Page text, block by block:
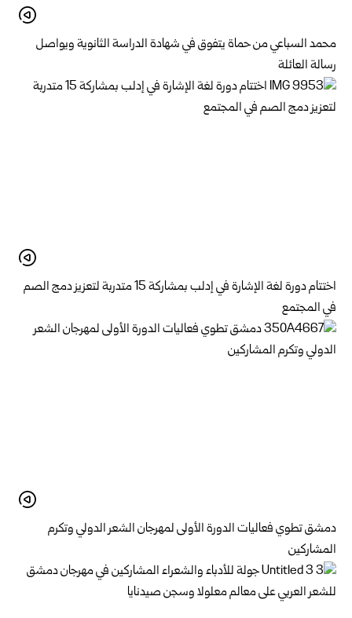
محمد السباعي من حماة يتفوق في شهادة الدراسة الثانوية ويواصل
رسالة العائلة
اختتام دورة لغة الإشارة في إدلب بمشاركة 15 متدربة لتعزيز دمج الصم
في المجتمع
دمشق تطوي فعاليات الدورة الأولى لمهرجان الشعر الدولي وتكرم
المشاركين